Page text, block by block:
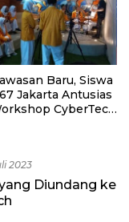
Baru, Siswa
Jakarta Antusias
CyberTech
2023
Diundang ke